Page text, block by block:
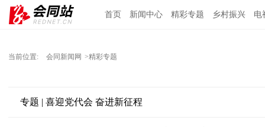
首页 新闻中心 精彩专题 乡村振兴 电
当前位置: 会同新闻网 >精彩专题
专题 | 喜迎党代会 奋进新征程